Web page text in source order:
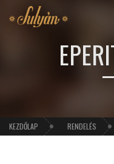
KEZDŐLAP RENDELÉS